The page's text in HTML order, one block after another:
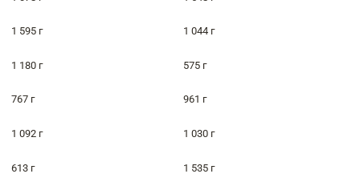
1 595 г 1 044 г
1 180 г 575 г
767 г 961 г
1 092 г 1 030 г
613 г 1 535 г